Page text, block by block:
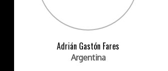
Adrián Gastón Fares
Argentina